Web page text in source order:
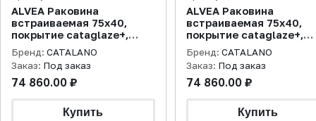
ALVEA Раковина
встраиваемая 75х40,
покрытие cataglaze+,
белая матовая (старый
артикул 175AGRLXBM)
Бренд: CATALANO
Заказ: Под заказ
74 860.00 ₽
ALVEA Раковина
встраиваемая 75х40,
покрытие cataglaze+,
цемент матовый
артикул 175AGRLXCS)
Бренд: CATALANO
Заказ: Под заказ
74 860.00 ₽